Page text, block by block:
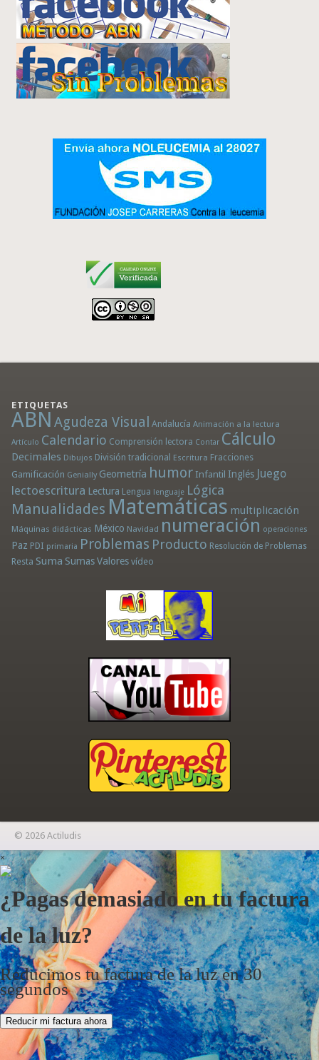
ETIQUETAS
ABN Agudeza Visual Andalucía Animación a la lectura
Artículo Calendario Comprensión lectora Contar Cálculo
Decimales Dibujos División tradicional Escritura Fracciones
Gamificación Genially Geometría humor Infantil Inglés Juego
lectoescritura Lectura Lengua lenguaje Lógica
Manualidades Matemáticas multiplicación
Máquinas didácticas México Navidad numeración operaciones
Paz PDI primaria Problemas Producto Resolución de Problemas
Resta Suma Sumas Valores vídeo
© 2026 Actiludis
×
¿Pagas demasiado en tu factura
de la luz?
Reducimos tu factura de la luz en 30
segundos
Reducir mi factura ahora